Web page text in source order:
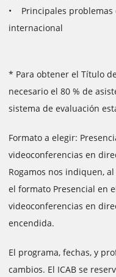
• Principales problemas
internacional
* Para obtener el Título
necesario el 80 % de
sistema de evaluación
Formato a elegir:
videoconferencias en
Rogamos nos indiquen,
el formato Presencial en
videoconferencias en
encendida.
El programa, fechas, y
cambios. El ICAB se